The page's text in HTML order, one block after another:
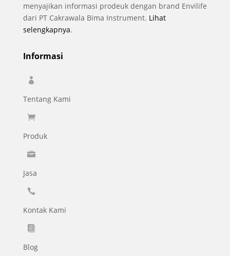
menyajikan informasi prodeuk dengan brand Envilife
dari PT Cakrawala Bima Instrument. Lihat
selengkapnya.
Informasi

Tentang Kami

Produk

Jasa

Kontak Kami

Blog